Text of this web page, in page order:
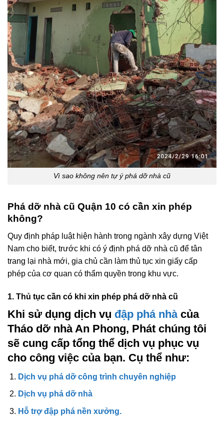
Vì sao không nên tự ý phá dỡ nhà cũ
Phá dỡ nhà cũ Quận 10 có cần xin phép
không?
Quy định pháp luật hiện hành trong ngành xây dựng Việt
Nam cho biết, trước khi có ý định phá dỡ nhà cũ để tân
trang lại nhà mới, gia chủ cần làm thủ tục xin giấy cấp
phép của cơ quan có thẩm quyền trong khu vực.
1. Thủ tục cần có khi xin phép phá dỡ nhà cũ
Khi sử dụng dịch vụ đập phá nhà của
Tháo dỡ nhà An Phong, Phát chúng tôi
sẽ cung cấp tổng thể dịch vụ phục vụ
cho công việc của bạn. Cụ thể như:
Dịch vụ phá dỡ công trình chuyên nghiệp
Dịch vụ phá dỡ nhà
Hỗ trợ đập phá nền xưởng.